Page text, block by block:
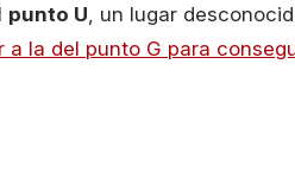
punto U , un lugar
a la del punto G para